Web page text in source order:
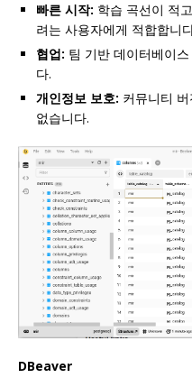
빠른 시작: 학습 곡선이 적
려는 사용자에게 적합합니
협업: 팀 기반 데이터베이
다.
개인정보 보호: 커뮤니티
없습니다.
DBeaver